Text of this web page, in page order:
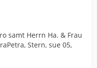
samt Herrn Ha. & Frau
Stern, sue 05,